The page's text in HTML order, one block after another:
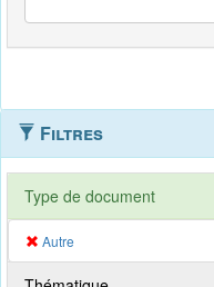
Filtres
Type de document
Autre